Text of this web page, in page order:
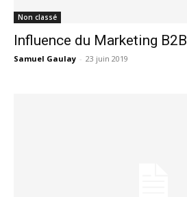
Non classé
Influence du Marketing B2B
Samuel Gaulay - 23 juin 2019